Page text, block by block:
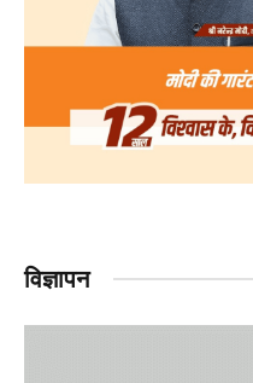
विज्ञापन